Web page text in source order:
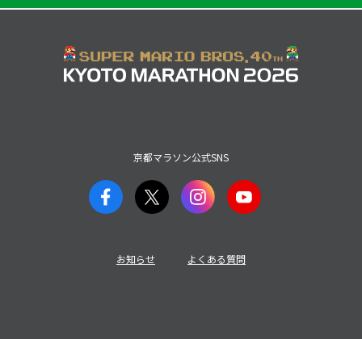
京都マラソン公式SNS
お知らせ よくある質問